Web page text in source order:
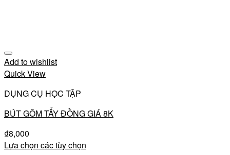
Add to wishlist
Quick View
DỤNG CỤ HỌC TẬP
BÚT GÔM TẨY ĐỒNG GIÁ 8K
₫8,000
Lựa chọn các tùy chọn